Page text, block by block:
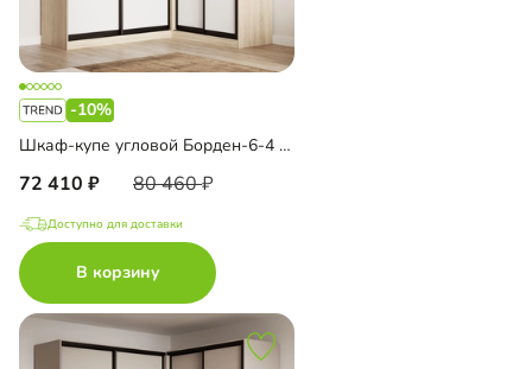
-10%
Шкаф-купе угловой Борден-6-4 1800
72 410 80 460
Доступно для доставки
В корзину